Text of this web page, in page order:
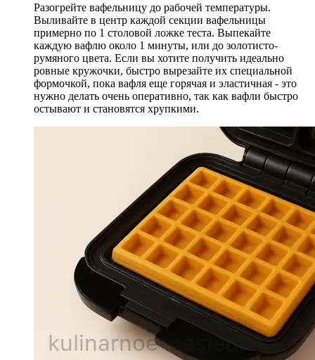
Разогрейте вафельницу до рабочей температуры.
Выливайте в центр каждой секции вафельницы
примерно по 1 столовой ложке теста. Выпекайте
каждую вафлю около 1 минуты, или до золотисто-
румяного цвета. Если вы хотите получить идеально
ровные кружочки, быстро вырезайте их специальной
формочкой, пока вафля еще горячая и эластичная - это
нужно делать очень оперативно, так как вафли быстро
остывают и становятся хрупкими.